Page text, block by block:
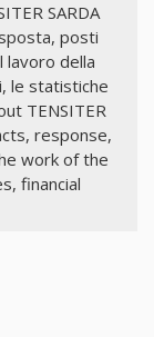
SARDA
posti
lavoro della
le statistiche
TENSITER
response,
work of the
financial